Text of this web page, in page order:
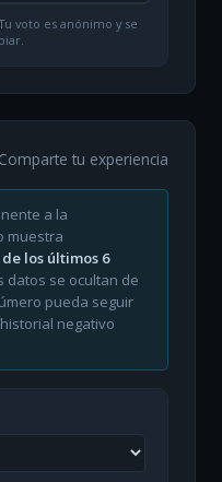
voto es anónimo y se
Comparte tu experiencia
a la
muestra
los últimos 6
datos se ocultan de
pueda seguir
negativo